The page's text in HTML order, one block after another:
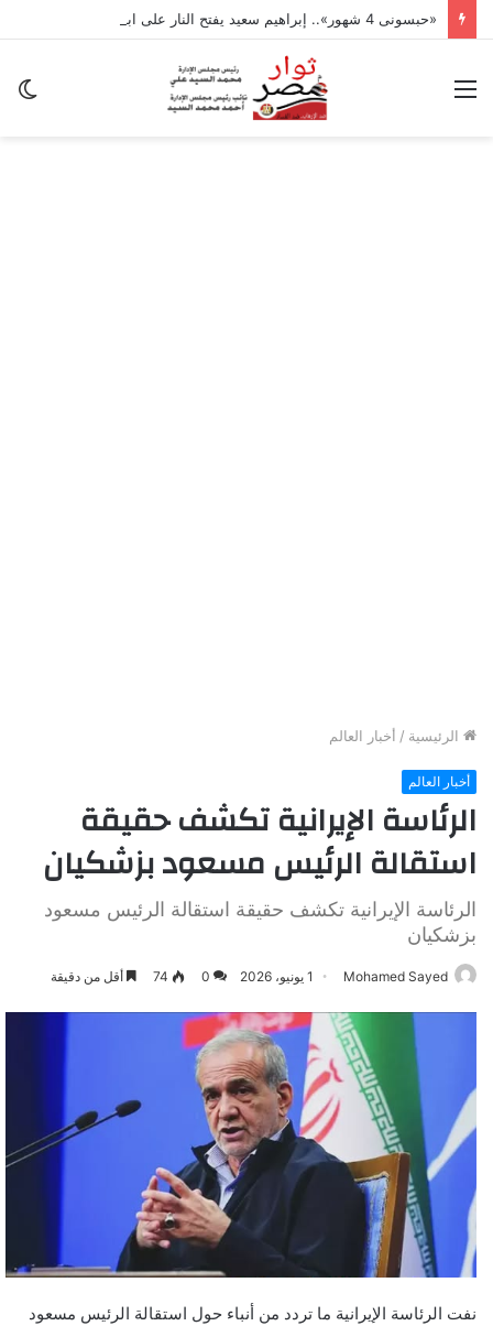
القائمة
الرئيسية / أخبار العالم
أخبار العالم
الرئاسة الإيرانية تكشف حقيقة
استقالة الرئيس مسعود بزشكيان
الرئاسة الإيرانية تكشف حقيقة استقالة الرئيس مسعود
بزشكيان
Mohamed Sayed 1 يونيو، 2026 0
74 أقل من دقيقة
نفت الرئاسة الإيرانية ما تردد من أنباء حول استقالة الرئيس مسعود